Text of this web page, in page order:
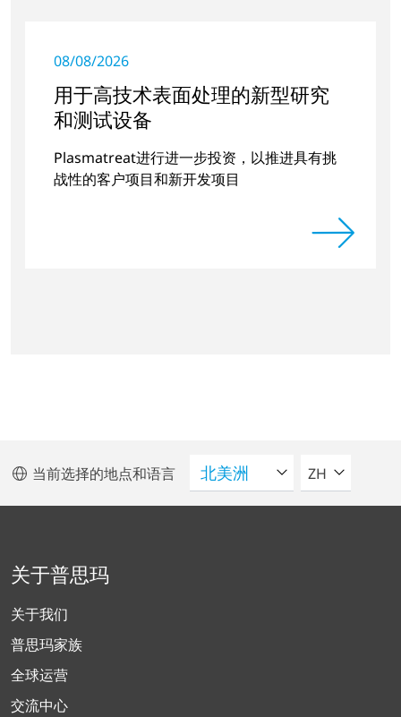
08/08/2026
用于高技术表面处理的新型研究
和测试设备
Plasmatreat进行进一步投资，以推进具有挑
战性的客户项目和新开发项目
当前选择的地点和语言 请选择语言
ZH
关于普思玛
关于我们
普思玛家族
全球运营
交流中心